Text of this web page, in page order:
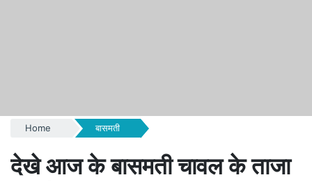
Home बासमती
देखे आज के बासमती चावल के ताजा